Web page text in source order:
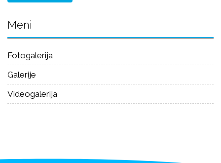
Meni
Fotogalerija
Galerije
Videogalerija